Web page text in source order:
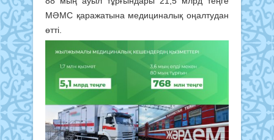
МӘМС қаражатына медициналық оңалтудан
өтті.